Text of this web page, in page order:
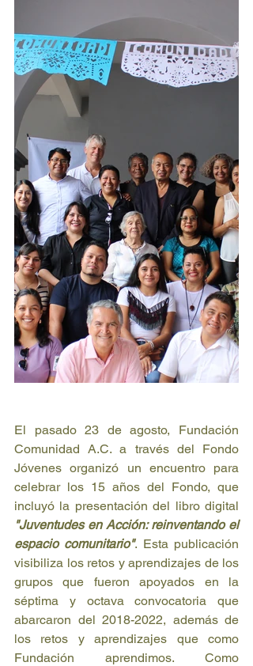
El pasado 23 de agosto, Fundación
Comunidad A.C. a través del Fondo
Jóvenes organizó un encuentro para
celebrar los 15 años del Fondo, que
"Juventudes en Acción: reinventando el
espacio comunitario". Esta publicación
visibiliza los retos y aprendizajes de los
grupos que fueron apoyados en la
séptima y octava convocatoria que
abarcaron del 2018-2022, además de
los retos y aprendizajes que como
Fundación aprendimos. Como